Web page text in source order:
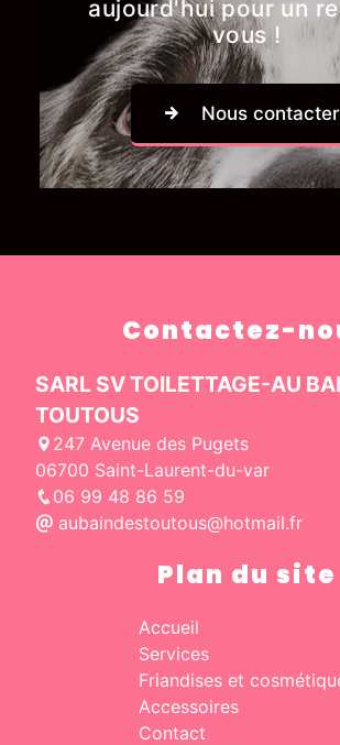
aujourd'hui pour un
vous !
Nous contacter
Contactez-
SARL SV TOILETTAGE-AU
TOUTOUS
247 Avenue des Pugets
06700 Saint-Laurent-du-var
06 99 48 86 59
aubaindestoutous@hotmail.fr
Plan du site
Accueil
Services
Friandises et
Accessoires
Contact